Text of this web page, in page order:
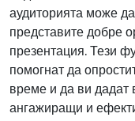
аудиторията може
представите добре
презентация. Тези
помогнат да
време и да ви дадат
ангажиращи и